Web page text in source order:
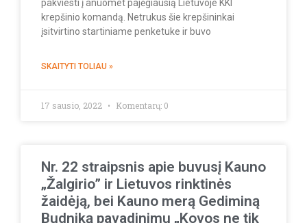
pakviesti į anuomet pajėgiausią Lietuvoje KKI
krepšinio komandą. Netrukus šie krepšininkai
įsitvirtino startiniame penketuke ir buvo
SKAITYTI TOLIAU »
17 sausio, 2022 Komentarų: 0
Nr. 22 straipsnis apie buvusį Kauno
„Žalgirio” ir Lietuvos rinktinės
žaidėją, bei Kauno merą Gediminą
Budniką pavadinimu „Kovos ne tik